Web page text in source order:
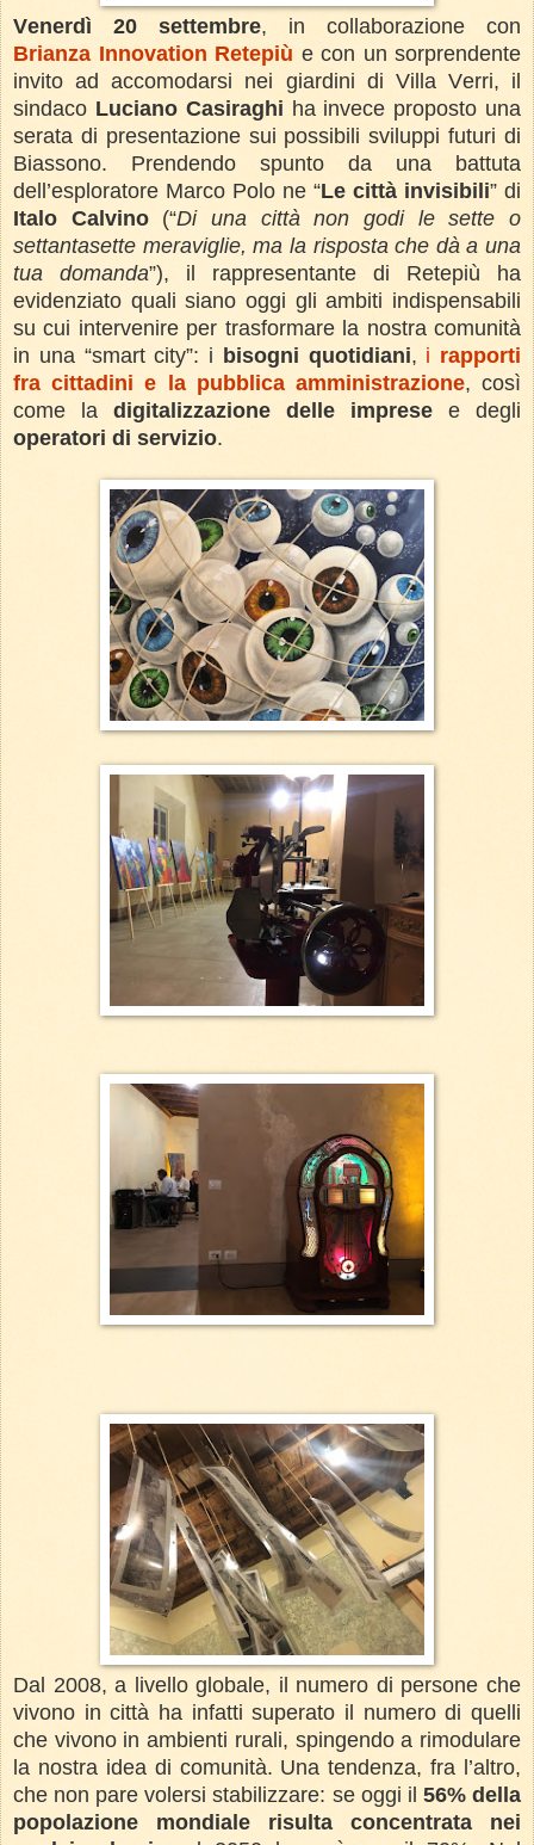
Venerdì 20 settembre, in collaborazione con
Brianza Innovation Retepiù e con un sorprendente
invito ad accomodarsi nei giardini di Villa Verri, il
sindaco Luciano Casiraghi ha invece proposto una
serata di presentazione sui possibili sviluppi futuri di
Biassono. Prendendo spunto da una battuta
dell’esploratore Marco Polo ne “Le città invisibili” di
Italo Calvino(“Di una città non godi le sette o
settantasette meraviglie, ma la risposta che dà a una
tua domanda”), il rappresentante di Retepiù ha
evidenziato quali siano oggi gli ambiti indispensabili
su cui intervenire per trasformare la nostra comunità
in una “smart city”: i bisogni quotidiani, i rapporti
fra cittadini e la pubblica amministrazione, così
come la digitalizzazione delle imprese e degli
operatori di servizio.
Dal 2008, a livello globale, il numero di persone che
vivono in città ha infatti superato il numero di quelli
che vivono in ambienti rurali, spingendo a rimodulare
la nostra idea di comunità. Una tendenza, fra l’altro,
che non pare volersi stabilizzare: se oggi il 56% della
popolazione mondiale risulta concentrata nei